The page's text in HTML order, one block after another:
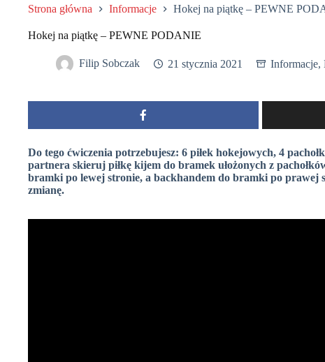
Strona główna Informacje Hokej na piątkę – PEWNE
Hokej na piątkę – PEWNE PODANIE
Filip Sobczak 21 stycznia 2021 Informacje,
Do tego ćwiczenia potrzebujesz: 6 piłek hokejowych, 4
partnera skieruj piłkę kijem do bramek ułożonych z
bramki po lewej stronie, a backhandem do bramki po prawej
zmianę.